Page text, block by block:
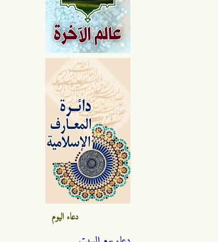
دعاء اليوم